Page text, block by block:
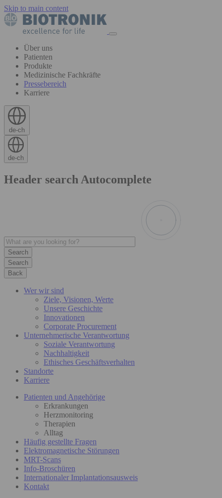
Skip to main content
Über uns
Patienten
Produkte
Medizinische Fachkräfte
Pressebereich
Karriere
de-ch
de-ch
Header search Autocomplete
Search
Back
Wer wir sind
Ziele, Visionen, Werte
Unsere Geschichte
Innovationen
Corporate Procurement
Unternehmerische Verantwortung
Soziale Verantwortung
Nachhaltigkeit
Ethisches Geschäftsverhalten
Standorte
Karriere
Patienten und Angehörige
Erkrankungen
Herzmonitoring
Therapien
Alltag
Häufig gestellte Fragen
Elektromagnetische Störungen
MRT-Scans
Info-Broschüren
Internationaler Implantationsausweis
Kontakt